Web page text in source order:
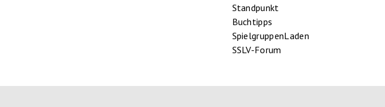
Standpunkt
Buchtipps
SpielgruppenLaden
SSLV-Forum